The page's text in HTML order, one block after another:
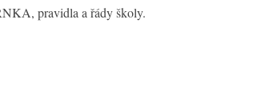
pravidla a řády školy.